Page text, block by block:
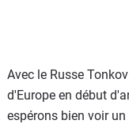
Avec le Russe
d'Europe en début
espérons bien voir